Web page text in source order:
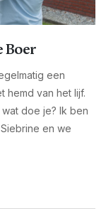
Boer
een
hemd van het lijf.
doe je? Ik ben
en we